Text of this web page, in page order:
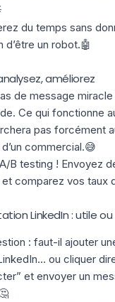
du temps sans
d’être un robot.🤖
améliorez
de message
Ce qui fonctionne
pas forcément
commercial.😅
B testing ! Envoyez
comparez vos taux
LinkedIn : utile ou
: faut-il ajouter
ou cliquer
et envoyer un